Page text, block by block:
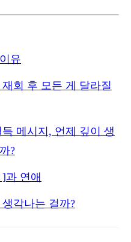
유
회 후 모든 게 달라질
메시지, 언제 깊이 생
?
과 연애
각나는 걸까?